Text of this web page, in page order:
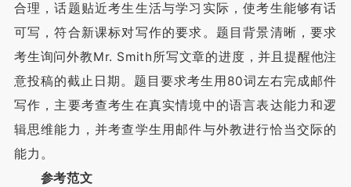
合理，话题贴近考生生活与学习实际，使考生能够有话
可写，符合新课标对写作的要求。题目背景清晰，要求
考生询问外教Mr. Smith所写文章的进度，并且提醒他注
意投稿的截止日期。题目要求考生用80词左右完成邮件
写作，主要考查考生在真实情境中的语言表达能力和逻
辑思维能力，并考查学生用邮件与外教进行恰当交际的
能力。
参考范文